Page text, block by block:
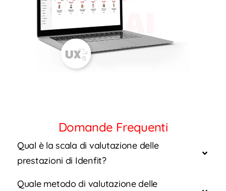
Domande Frequenti
Qual è la scala di valutazione delle
prestazioni di Idenfit?
Quale metodo di valutazione delle